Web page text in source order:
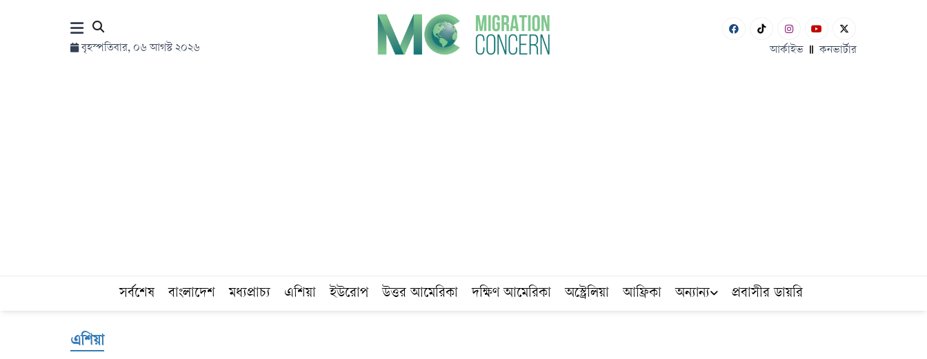
বৃহস্পতিবার, ০৬ আগস্ট ২০২৬ আর্কাইভ কনভার্টার
সর্বশেষ বাংলাদেশ মধ্যপ্রাচ্য এশিয়া ইউরোপ উত্তর আমেরিকা দক্ষিণ আমেরিকা অস্ট্রেলিয়া আফ্রিকা অন্যান্য প্রবাসীর ডায়রি
এশিয়া